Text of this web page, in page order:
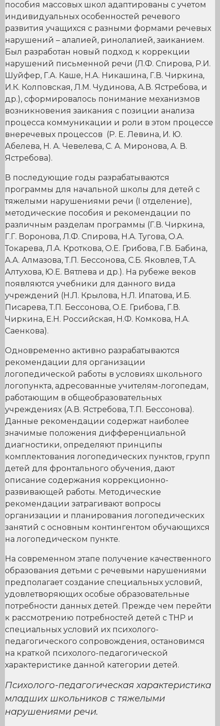
пособия массовых школ адаптированы с учетом
индивидуальных особенностей речевого
развития учащихся с разными формами речевых
нарушений – алалией, ринолалией, заиканием.
Был разработан новый подход к коррекции
нарушений письменной речи (Л.Ф. Спирова, Р.И.
Шуйфер, Г.А. Каше, Н.А. Никашина, Г.В. Чиркина,
И.К. Колповская, Л.М. Чудинова, А.В. Ястребова, и
др.), сформировалось понимание механизмов
возникновения заикания с позиции анализа
процесса коммуникации и роли в этом процессе
внеречевых процессов (Р. Е. Левина, И. Ю.
Абелева, Н. А. Чевелева, С. А. Миронова, А. В.
Ястребова).
В последующие годы разрабатываются
программы для начальной школы для детей с
тяжелыми нарушениями речи (I отделение),
методические пособия и рекомендации по
различным разделам программы (Г.В. Чиркина,
Г.Г. Воронова, Л.Ф. Спирова, Н.А. Тугова, О.А.
Токарева, Л.А. Кроткова, О.Е. Грибова, Г.В. Бабина,
А.А. Алмазова, Т.П. Бессонова, С.Б. Яковлев, Т.А.
Алтухова, Ю.Е. Вятлева и др.). На рубеже веков
появляются учебники для данного вида
учреждений (Н.Л. Крылова, Н.Л. Ипатова, И.Б.
Писарева, Т.П. Бессонова, О.Е. Грибова, Г.В.
Чиркина, Е.Н. Российская, Н.Ф. Комкова, Н.А.
Саенкова).
Одновременно активно разрабатываются
рекомендации для организации
логопедической работы в условиях школьного
логопункта, адресованные учителям-логопедам,
работающим в общеобразовательных
учреждениях (А.В. Ястребова, Т.П. Бессонова).
Данные рекомендации содержат наиболее
значимые положения дифференциальной
диагностики, определяют принципы
комплектования логопедических пунктов, групп
детей для фронтального обучения, дают
описание содержания коррекционно-
развивающей работы. Методические
рекомендации затрагивают вопросы
организации и планирования логопедических
занятий с основным контингентом обучающихся
на логопедическом пункте.
На современном этапе получение качественного
образования детьми с речевыми нарушениями
предполагает создание специальных условий,
удовлетворяющих особые образовательные
потребности данных детей. Прежде чем перейти
к рассмотрению потребностей детей с ТНР и
специальных условий их психолого-
педагогического сопровождения, остановимся
на краткой психолого-педагогической
характеристике данной категории детей.
Психолого-педагогическая характеристика
младших школьников с тяжелыми
нарушениями речи.